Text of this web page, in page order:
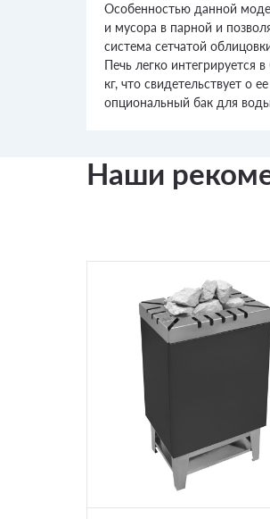
Особенностью данной
и мусора в парной и
система сетчатой
Печь легко
кг, что свидетельствует
опциональный бак для
Наши